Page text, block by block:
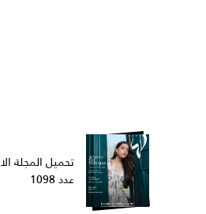
تحميل المجلة
عدد 1098